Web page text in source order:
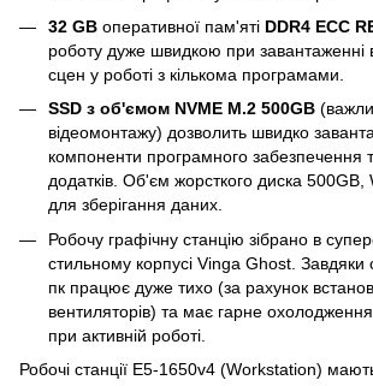
32 GB оперативної пам'яті DDR4 ECC
роботу дуже швидкою при завантаженні
сцен у роботі з кількома програмами.
SSD з об'ємом NVME M.2 500GB
відеомонтажу) дозволить швидко
компоненти програмного забезпечення
додатків. Об'єм жорсткого диска 500GB,
для зберігання даних.
Робочу графічну станцію зібрано в
стильному корпусі Vinga Ghost. Завдяки
пк працює дуже тихо (за рахунок
вентиляторів) та має гарне охолодження
при активній роботі.
Робочі станції E5-1650v4 (Workstation)